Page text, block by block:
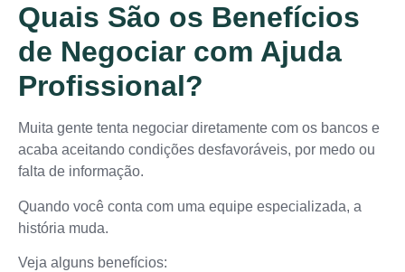
Quais São os Benefícios
de Negociar com Ajuda
Profissional?
Muita gente tenta negociar diretamente com os bancos e
acaba aceitando condições desfavoráveis, por medo ou
falta de informação.
Quando você conta com uma equipe especializada, a
história muda.
Veja alguns benefícios: